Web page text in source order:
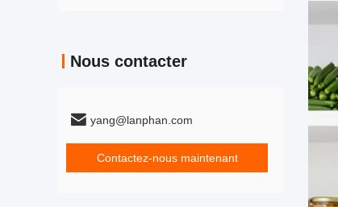
Nous contacter
yang@lanphan.com
Contactez-nous maintenant